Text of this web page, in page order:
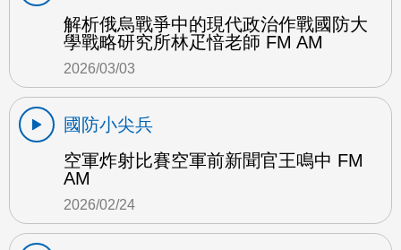
解析俄烏戰爭中的現代政治作戰國防大
學戰略研究所林疋愔老師 FM AM
2026/03/03
國防小尖兵
空軍炸射比賽空軍前新聞官王鳴中 FM
AM
2026/02/24